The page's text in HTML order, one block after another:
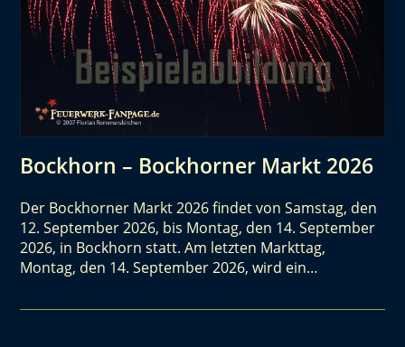
Bockhorn – Bockhorner Markt 2026
Der Bockhorner Markt 2026 findet von Samstag, den
12. September 2026, bis Montag, den 14. September
2026, in Bockhorn statt. Am letzten Markttag,
Montag, den 14. September 2026, wird ein…